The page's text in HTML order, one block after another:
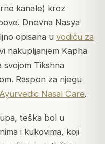
kanale) kroz
Dnevna Nasya
opisana u vodiču za
nakupljanjem Kapha
svojom Tikshna
Raspon za njegu
Nasal Care.
teška bol u
i kukovima, koji